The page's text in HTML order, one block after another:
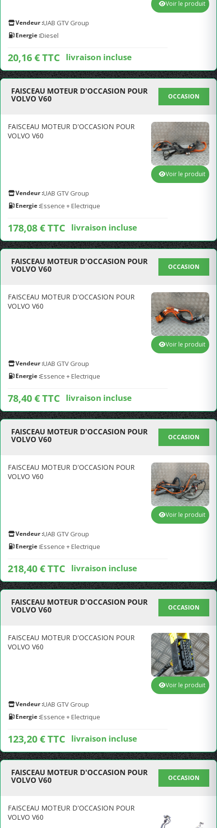
Vendeur :UAB GTV Group
Energie :Diesel
20,16 € TTC livraison incluse
Voir le produit
FAISCEAU MOTEUR D'OCCASION POUR
VOLVO V60
OCCASION
FAISCEAU MOTEUR D'OCCASION POUR
VOLVO V60
Vendeur :UAB GTV Group
Energie :Essence + Electrique
178,08 € TTC livraison incluse
Voir le produit
FAISCEAU MOTEUR D'OCCASION POUR
VOLVO V60
OCCASION
FAISCEAU MOTEUR D'OCCASION POUR
VOLVO V60
Vendeur :UAB GTV Group
Energie :Essence + Electrique
78,40 € TTC livraison incluse
Voir le produit
FAISCEAU MOTEUR D'OCCASION POUR
VOLVO V60
OCCASION
FAISCEAU MOTEUR D'OCCASION POUR
VOLVO V60
Vendeur :UAB GTV Group
Energie :Essence + Electrique
218,40 € TTC livraison incluse
Voir le produit
FAISCEAU MOTEUR D'OCCASION POUR
VOLVO V60
OCCASION
FAISCEAU MOTEUR D'OCCASION POUR
VOLVO V60
Vendeur :UAB GTV Group
Energie :Essence + Electrique
123,20 € TTC livraison incluse
Voir le produit
FAISCEAU MOTEUR D'OCCASION POUR
VOLVO V60
OCCASION
FAISCEAU MOTEUR D'OCCASION POUR
VOLVO V60